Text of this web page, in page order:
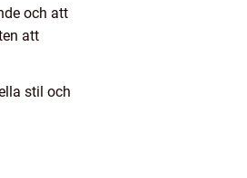
och att
att
stil och